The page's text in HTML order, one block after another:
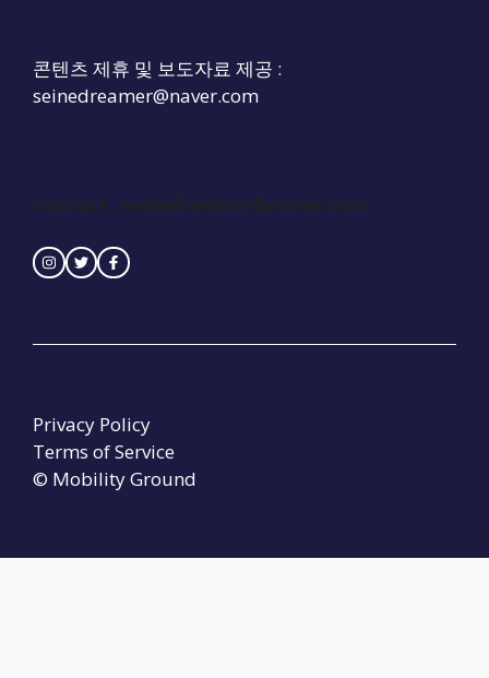
콘텐츠 제휴 및 보도자료 제공 :
seinedreamer@naver.com
Contact : seinedreamer@naver.com
© Mobility Ground
Privacy Policy
Terms of Service